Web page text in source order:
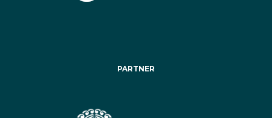
PARTNER